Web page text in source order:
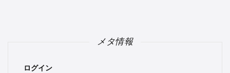
メタ情報
ログイン